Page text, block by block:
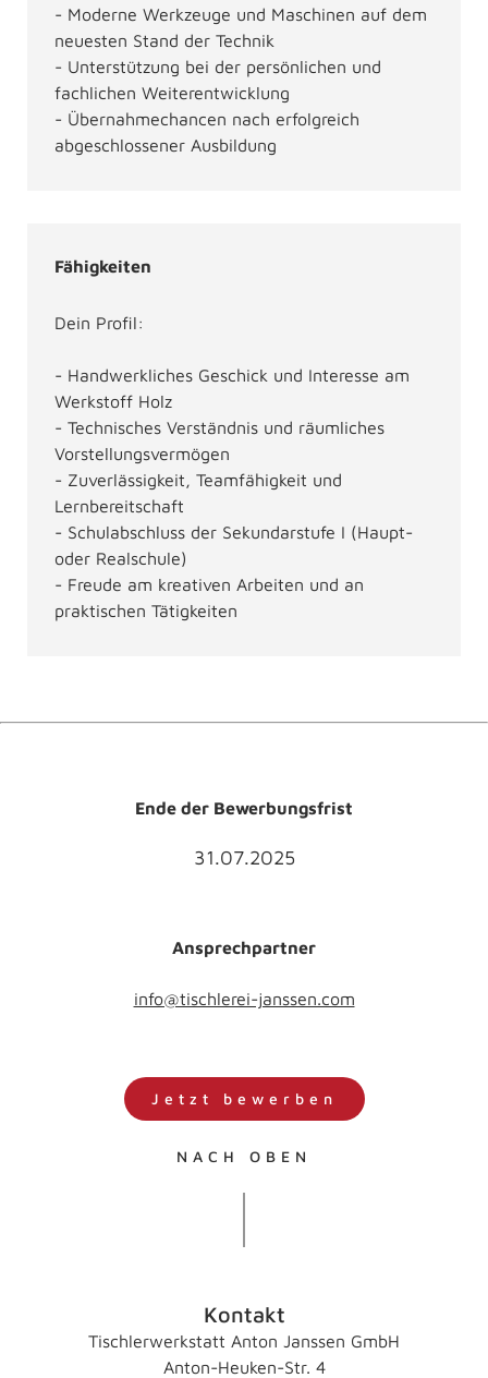
- Moderne Werkzeuge und Maschinen auf dem
neuesten Stand der Technik
- Unterstützung bei der persönlichen und
fachlichen Weiterentwicklung
- Übernahmechancen nach erfolgreich
abgeschlossener Ausbildung
Fähigkeiten
Dein Profil:
- Handwerkliches Geschick und Interesse am
Werkstoff Holz
- Technisches Verständnis und räumliches
Vorstellungsvermögen
- Zuverlässigkeit, Teamfähigkeit und
Lernbereitschaft
- Schulabschluss der Sekundarstufe I (Haupt-
oder Realschule)
- Freude am kreativen Arbeiten und an
praktischen Tätigkeiten
Ende der Bewerbungsfrist
31.07.2025
Ansprechpartner
info@tischlerei-janssen.com
Jetzt bewerben
NACH OBEN
Kontakt
Tischlerwerkstatt Anton Janssen GmbH
Anton-Heuken-Str. 4